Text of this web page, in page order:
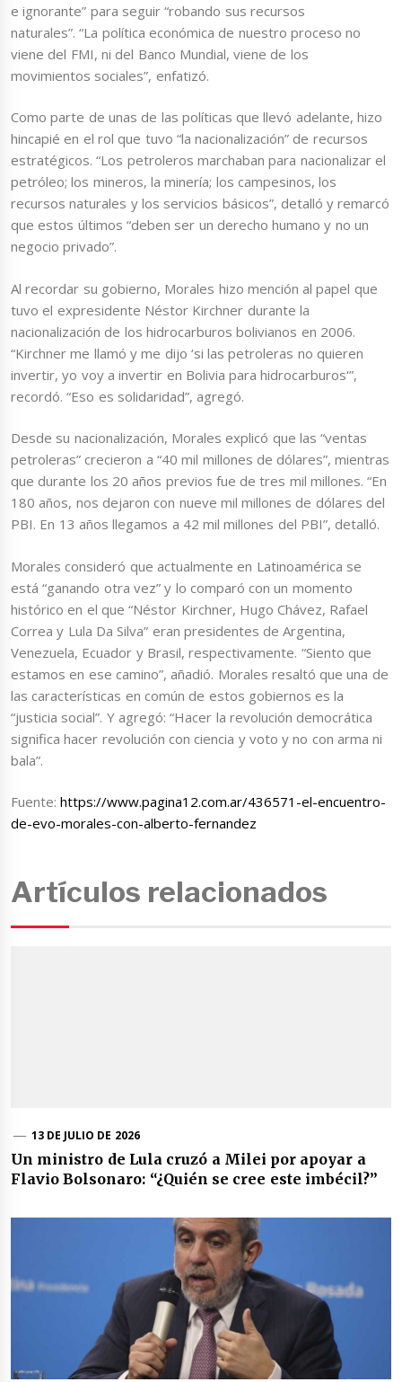
e ignorante” para seguir “robando sus recursos
naturales”. “La política económica de nuestro proceso no
viene del FMI, ni del Banco Mundial, viene de los
movimientos sociales”, enfatizó.
Como parte de unas de las políticas que llevó adelante, hizo
hincapié en el rol que tuvo “la nacionalización” de recursos
estratégicos. “Los petroleros marchaban para nacionalizar el
petróleo; los mineros, la minería; los campesinos, los
recursos naturales y los servicios básicos”, detalló y remarcó
que estos últimos “deben ser un derecho humano y no un
negocio privado”.
Al recordar su gobierno, Morales hizo mención al papel que
tuvo el expresidente Néstor Kirchner durante la
nacionalización de los hidrocarburos bolivianos en 2006.
“Kirchner me llamó y me dijo ‘si las petroleras no quieren
invertir, yo voy a invertir en Bolivia para hidrocarburos'”,
recordó. “Eso es solidaridad”, agregó.
Desde su nacionalización, Morales explicó que las “ventas
petroleras” crecieron a “40 mil millones de dólares”, mientras
que durante los 20 años previos fue de tres mil millones. “En
180 años, nos dejaron con nueve mil millones de dólares del
PBI. En 13 años llegamos a 42 mil millones del PBI”, detalló.
Morales consideró que actualmente en Latinoamérica se
está “ganando otra vez” y lo comparó con un momento
histórico en el que “Néstor Kirchner, Hugo Chávez, Rafael
Correa y Lula Da Silva” eran presidentes de Argentina,
Venezuela, Ecuador y Brasil, respectivamente. “Siento que
estamos en ese camino”, añadió. Morales resaltó que una de
las características en común de estos gobiernos es la
“justicia social”. Y agregó: “Hacer la revolución democrática
significa hacer revolución con ciencia y voto y no con arma ni
bala”.
Fuente:https://www.pagina12.com.ar/436571-el-encuentro-
de-evo-morales-con-alberto-fernandez
Artículos relacionados
13 DE JULIO DE 2026
Un ministro de Lula cruzó a Milei por apoyar a
Flavio Bolsonaro: “¿Quién se cree este imbécil?”